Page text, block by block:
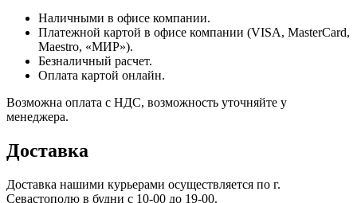
Наличными в офисе компании.
Платежной картой в офисе компании (VISA, MasterCard,
Maestro, «МИР»).
Безналичный расчет.
Оплата картой онлайн.
Возможна оплата с НДС, возможность уточняйте у
менеджера.
Доставка
Доставка нашими курьерами осуществляется по г.
Севастополю в будни с 10-00 до 19-00.